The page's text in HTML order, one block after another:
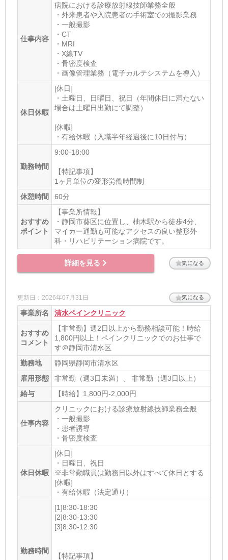
仕事内容
病院における診療放射線技師業務全般
・外来患者や入院患者の手術室での撮影業務
・一般撮影
・CT
・MRI
・X線TV
・骨密度検査
・画像管理業務（電子カルテシステムを導入）
休日休暇
[休日]
・土曜日、日曜日、祝日（年間休日に満たない
場合は土曜日出勤にて調整）
[休暇]
・有給休暇（入職半年経過後に10日付与）
勤務時間
9:00-18:00
【特記事項】
1ヶ月単位の変形労働時間制
休憩時間
60分
おすすめ
ポイント
【事業所情報】
・静岡市葵区に位置し、柚木駅から徒歩4分、
マイカー通勤も可能なアクセスの良い整形外
科・リハビリテーション病院です。
詳細を見る 気になる
更新日：2026年07月31日 気になる
事業所名 清水ペインクリニック
おすすめ
コメント
【非常勤】週2日以上から勤務相談可能！時給
1,800円以上！ペインクリニックでのお仕事で
す＠静岡市清水区
勤務地
静岡県静岡市清水区
雇用形態
非常勤（週3日未満）、 非常勤（週3日以上）
給与
【時給】1,800円-2,000円
仕事内容
クリニックにおける診療放射線技師業務全般
・一般撮影
・患者誘導
・骨密度検査
休日休暇
[休日]
・日曜日、祝日
※非常勤職員は勤務日以外はすべて休日とする
[休暇]
・有給休暇（法定通り）
勤務時間
[1]8:30-18:30
[2]8:30-13:30
[3]8:30-12:30
【特記事項】